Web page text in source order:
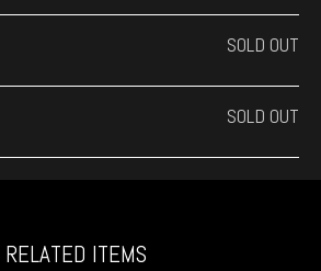
SOLD OUT
SOLD OUT
RELATED ITEMS